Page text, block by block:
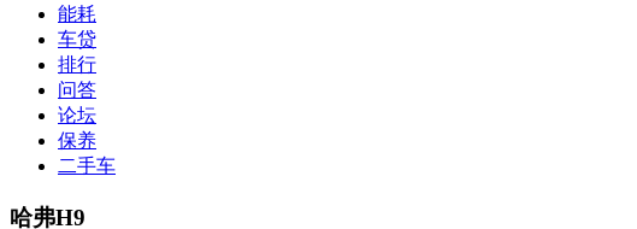
能耗
车贷
排行
问答
论坛
保养
二手车
哈弗H9